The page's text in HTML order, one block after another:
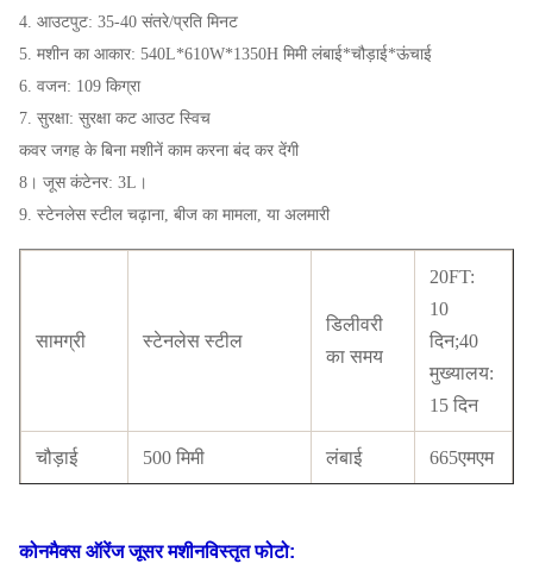
4. आउटपुट: 35-40 संतरे/प्रति मिनट
5. मशीन का आकार: 540L*610W*1350H मिमी लंबाई*चौड़ाई*ऊंचाई
6. वजन: 109 किग्रा
7. सुरक्षा: सुरक्षा कट आउट स्विच
कवर जगह के बिना मशीनें काम करना बंद कर देंगी
8। जूस कंटेनर: 3L।
9. स्टेनलेस स्टील चढ़ाना, बीज का मामला, या अलमारी
सामग्री स्टेनलेस स्टील
डिलीवरी
का समय
20FT:
10
दिन;40
मुख्यालय:
15 दिन
चौड़ाई 500 मिमी लंबाई 665एमएम
कोनमैक्स ऑरेंज जूसर मशीनविस्तृत फोटो: